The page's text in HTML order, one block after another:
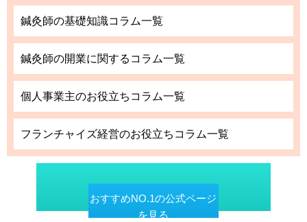
鍼灸師の基礎知識コラム一覧
鍼灸師の開業に関するコラム一覧
個人事業主のお役立ちコラム一覧
フランチャイズ経営のお役立ちコラム一覧
おすすめNO.1の公式ページ
を見る